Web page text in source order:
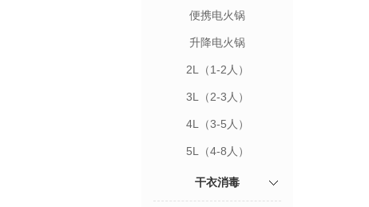
便携电火锅
升降电火锅
2L（1-2人）
3L（2-3人）
4L（3-5人）
5L（4-8人）
干衣消毒